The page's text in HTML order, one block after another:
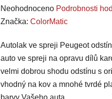
Průměrné
hodnocení
je
0,0
z
5
Neohodnoceno Podrobnosti
Značka: ColorMatic
Autolak ve spreji Peugeot
auto ve spreji na opravu dílů
velmi dobrou shodu odstínu s
vhodný na kov a mnohé tvrdé
barvy Vašeho auta.